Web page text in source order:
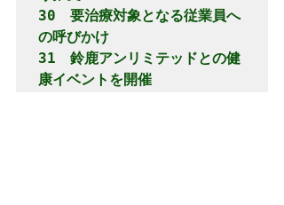
30　要治療対象となる従業員へ
の呼びかけ
31　鈴鹿アンリミテッドとの健
康イベントを開催